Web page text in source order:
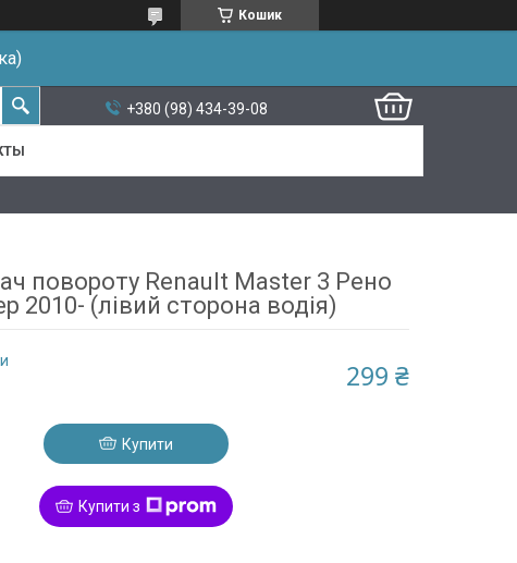
Кошик
+380 (98) 434-39-08
повороту Renault Master 3 Рено
2010- (лівий сторона водія)
299 ₴
Купити
Купити з